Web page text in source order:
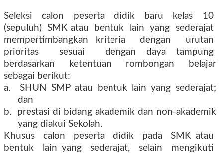
Seleksi calon peserta didik baru kelas
10
(sepuluh) SMK atau bentuk lain yang
sederajat
mempertimbangkan kriteria
dengan
urutan
prioritas
sesuai
dengan daya tampung
berdasarkan
ketentuan rombongan
belajar
sebagai berikut:
a.
SHUN SMP atau bentuk lain yang sederajat;
dan
b.
prestasi di bidang akademik dan non-akademik
yang diakui Sekolah.
Khusus
calon peserta didik pada
SMK atau
bentuk
lain yang sederajat, selain
mengikuti